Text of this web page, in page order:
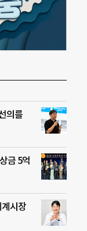
의를
금 5억
시장